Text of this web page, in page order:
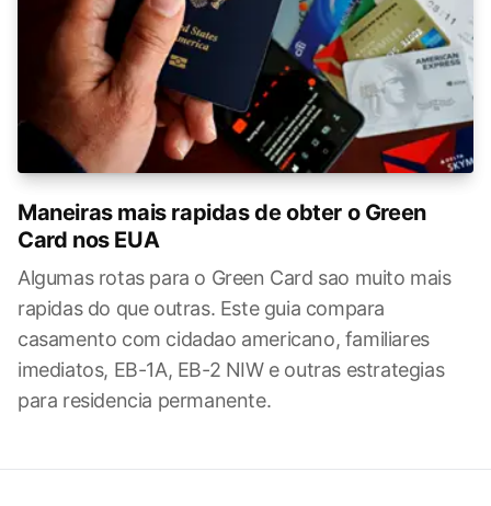
Maneiras mais rapidas de obter o Green
Card nos EUA
Algumas rotas para o Green Card sao muito mais
rapidas do que outras. Este guia compara
casamento com cidadao americano, familiares
imediatos, EB-1A, EB-2 NIW e outras estrategias
para residencia permanente.